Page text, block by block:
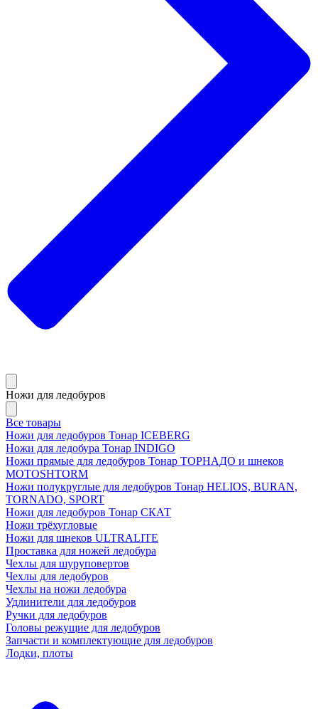
Ножи для ледобуров
Все товары
Ножи для ледобуров Тонар ICEBERG
Ножи для ледобура Тонар INDIGO
Ножи прямые для ледобуров Тонар ТОРНАДО и шнеков
MOTOSHTORM
Ножи полукруглые для ледобуров Тонар HELIOS, BURAN,
TORNADO, SPORT
Ножи для ледобуров Тонар СКАТ
Ножи трёхугловые
Ножи для шнеков ULTRALITE
Проставка для ножей ледобура
Чехлы для шуруповертов
Чехлы для ледобуров
Чехлы на ножи ледобура
Удлинители для ледобуров
Ручки для ледобуров
Головы режущие для ледобуров
Запчасти и комплектующие для ледобуров
Лодки, плоты